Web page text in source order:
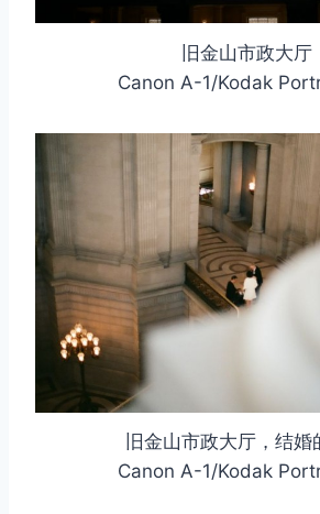
旧金山市政大厅
Canon A-1/Kodak
旧金山市政大厅，结婚
Canon A-1/Kodak